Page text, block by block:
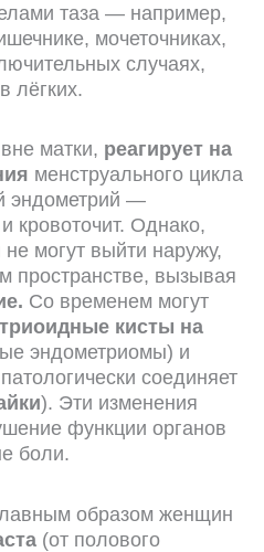
таза — например,
мочеточниках,
случаях,
лёгких.
матки, реагирует на
менструального цикла
эндометрий —
кровоточит. Однако,
не могут выйти наружу,
пространстве, вызывая
Со временем могут
кисты на
эндометриомы) и
соединяет
). Эти изменения
функции органов
боли.
образом женщин
(от полового